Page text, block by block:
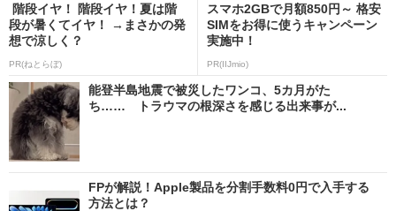
階段イヤ！ 階段イヤ！夏は階
段が暑くてイヤ！ →まさかの発
想で涼しく？
PR(ねとらぼ)
スマホ2GBで月額850円～ 格安
SIMをお得に使うキャンペーン
実施中！
PR(IIJmio)
能登半島地震で被災したワンコ、5カ月がた
ち…… トラウマの根深さを感じる出来事が...
FPが解説！Apple製品を分割手数料0円で入手する
方法とは？